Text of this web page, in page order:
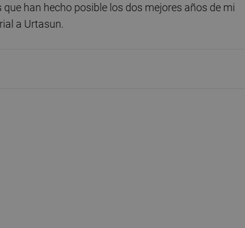
han hecho posible los dos mejores años de mi
a Urtasun.